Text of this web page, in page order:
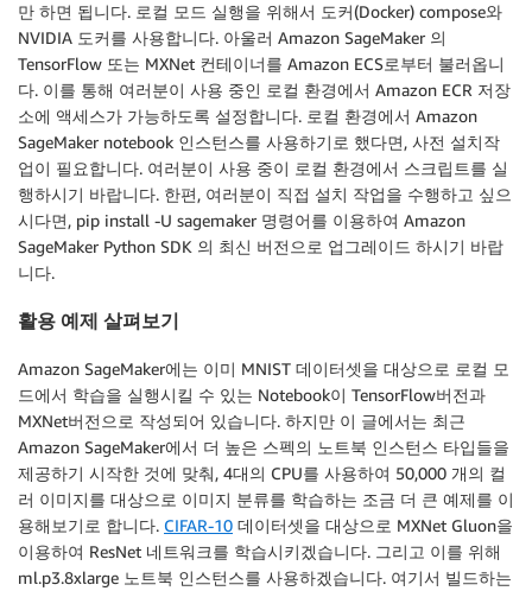
만 하면 됩니다. 로컬 모드 실행을 위해서 도커(Docker) compose와
NVIDIA 도커를 사용합니다. 아울러 Amazon SageMaker 의
TensorFlow 또는 MXNet 컨테이너를 Amazon ECS로부터 불러옵니
다. 이를 통해 여러분이 사용 중인 로컬 환경에서 Amazon ECR 저장
소에 액세스가 가능하도록 설정합니다. 로컬 환경에서 Amazon
SageMaker notebook 인스턴스를 사용하기로 했다면, 사전 설치작
업이 필요합니다. 여러분이 사용 중이 로컬 환경에서 스크립트를 실
행하시기 바랍니다. 한편, 여러분이 직접 설치 작업을 수행하고 싶으
시다면, pip install -U sagemaker 명령어를 이용하여 Amazon
SageMaker Python SDK 의 최신 버전으로 업그레이드 하시기 바랍
니다.
활용 예제 살펴보기
Amazon SageMaker에는 이미 MNIST 데이터셋을 대상으로 로컬 모
드에서 학습을 실행시킬 수 있는 Notebook이 TensorFlow버전과
MXNet버전으로 작성되어 있습니다. 하지만 이 글에서는 최근
Amazon SageMaker에서 더 높은 스펙의 노트북 인스턴스 타입들을
제공하기 시작한 것에 맞춰, 4대의 CPU를 사용하여 50,000 개의 컬
러 이미지를 대상으로 이미지 분류를 학습하는 조금 더 큰 예제를 이
용해보기로 합니다. CIFAR-10 데이터셋을 대상으로 MXNet Gluon을
이용하여 ResNet 네트워크를 학습시키겠습니다. 그리고 이를 위해
ml.p3.8xlarge 노트북 인스턴스를 사용하겠습니다. 여기서 빌드하는